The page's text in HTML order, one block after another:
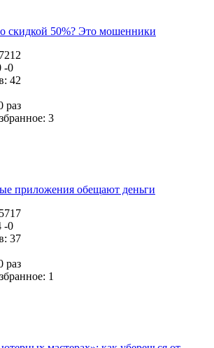
скидкой 50%? Это мошенники
-0
42
раз
3
приложения обещают деньги
-0
37
раз
1